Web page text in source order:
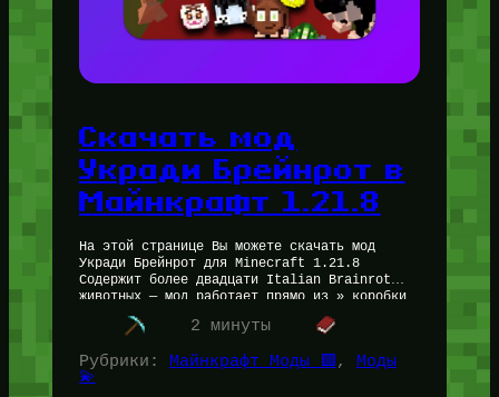
Скачать мод
Укради Брейнрот в
Майнкрафт 1.21.8
На этой странице Вы можете скачать мод
Укради Брейнрот для Minecraft 1.21.8
Содержит более двадцати Italian Brainrot
животных — мод работает прямо из » коробки
» и не требует дополнительной…
2 минуты
Рубрики:
Майнкрафт Моды 🟩 ,
Моды
💫